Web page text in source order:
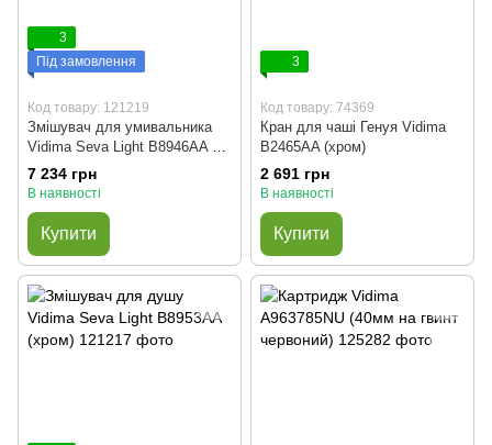
3
Під замовлення
Код товару: 121219
Змішувач для умивальника
Vidima Seva Light B8946AA з
гігієнічним душем (хром)
7 234 грн
В наявності
Купити
3
Код товару: 74369
Кран для чаші Генуя Vidima
B2465AA (хром)
2 691 грн
В наявності
Купити